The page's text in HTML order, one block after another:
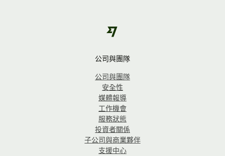
公司與團隊
公司與團隊
安全性
媒體報導
工作機會
服務狀態
投資者關係
子公司與商業夥伴
支援中心